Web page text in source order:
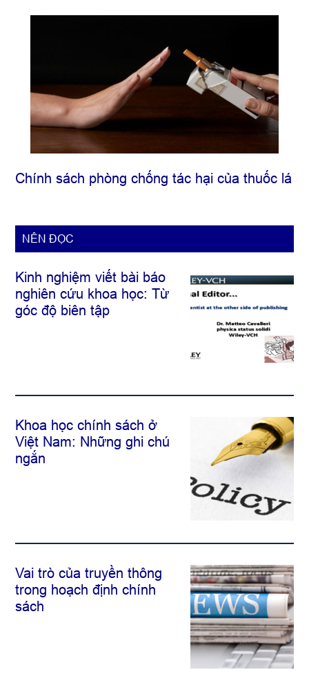
Chính sách phòng chống tác hại của thuốc lá
NÊN ĐỌC
Kinh nghiệm viết bài báo
nghiên cứu khoa học: Từ
góc độ biên tập
Khoa học chính sách ở
Việt Nam: Những ghi chú
ngắn
Vai trò của truyền thông
trong hoạch định chính
sách